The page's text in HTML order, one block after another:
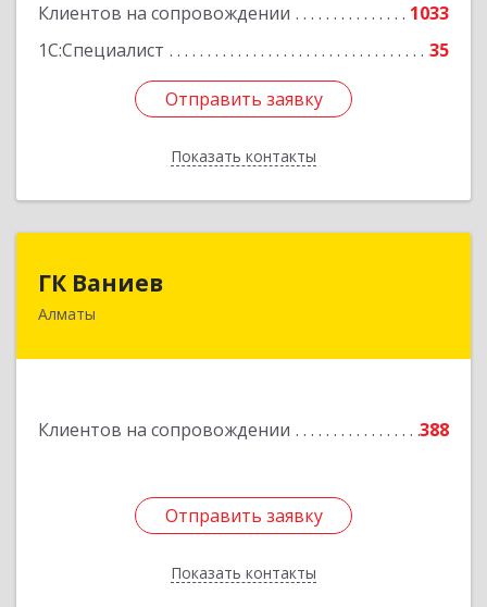
Клиентов на сопровождении
1033
1С:Специалист
35
Отправить заявку
Показать контакты
Отправить заявку
Назад
ГК Ваниев
Алматы
Клиентов на сопровождении 388
Отправить заявку
Показать контакты
Республика Казахстан, Бостандыкский район,
Отправить заявку
Назад